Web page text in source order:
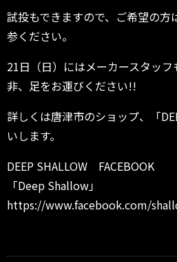
試投もできますので、ご希望の方
参ください。
21日（日）にはメーカースタッ
非、足をお運びください!!
詳しくは唐津市のショップ、「
いします。
DEEP SHALLOW FACEBOOK
「Deep Shallow」
https://www.facebook.com/